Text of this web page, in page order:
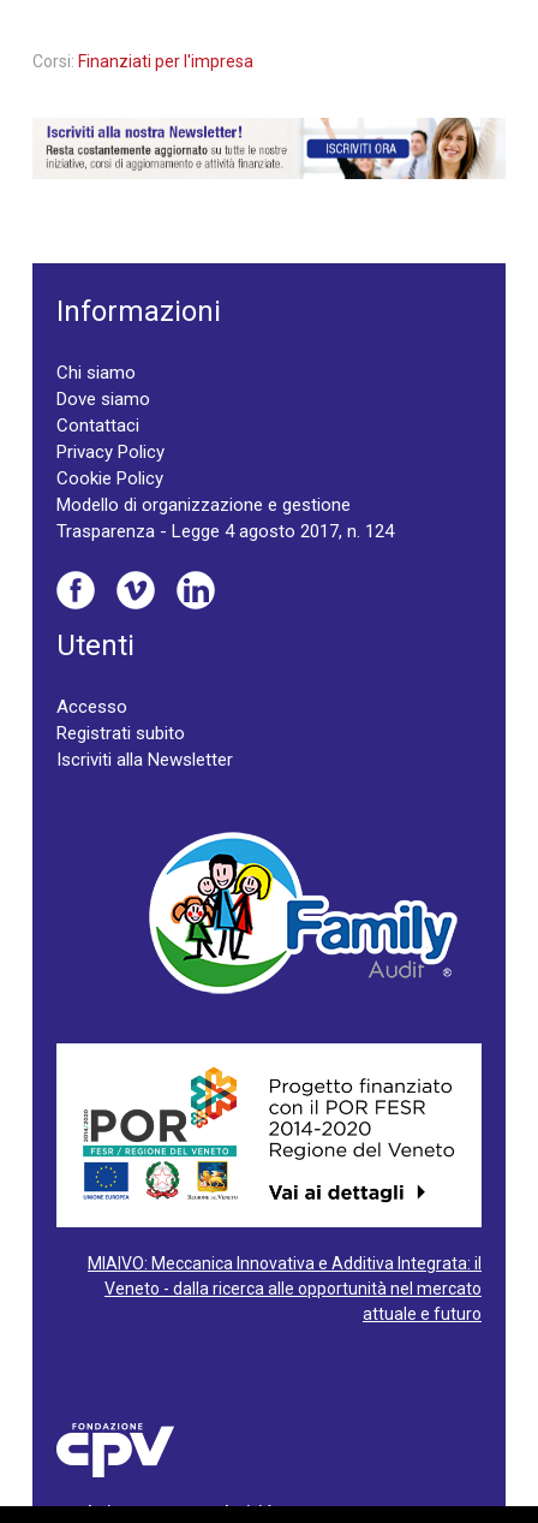
Corsi: Finanziati per l'impresa
Informazioni
Chi siamo
Dove siamo
Contattaci
Privacy Policy
Cookie Policy
Modello di organizzazione e gestione
Trasparenza - Legge 4 agosto 2017, n. 124
Utenti
Accesso
Registrati subito
Iscriviti alla Newsletter
MIAIVO: Meccanica Innovativa e Additiva Integrata: il
Veneto - dalla ricerca alle opportunità nel mercato
attuale e futuro
Fondazione Centro Produttività Veneto